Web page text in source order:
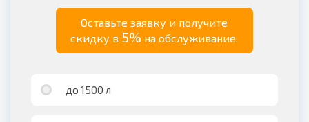
Оставьте заявку и получите
скидку в 5% на обслуживание.
до 1500 л